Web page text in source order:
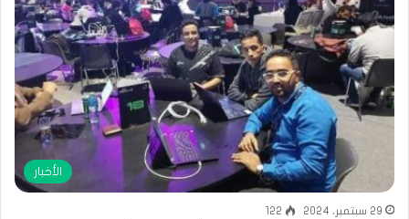
الأخبار
29 سبتمبر، 2024 122